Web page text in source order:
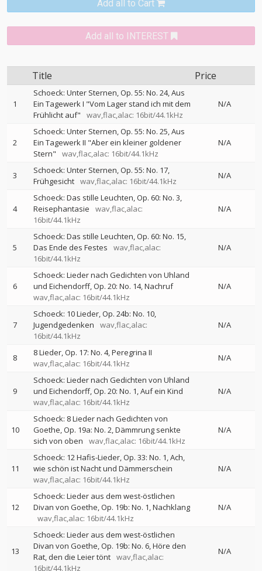
Add all to Cart
Add all to INTEREST
Title Price
1
Schoeck: Unter Sternen, Op. 55: No. 24, Aus
Ein Tagewerk I "Vom Lager stand ich mit dem
Frühlicht auf"
wav,flac,alac: 16bit/44.1kHz
N/A
2
Schoeck: Unter Sternen, Op. 55: No. 25, Aus
Ein Tagewerk II "Aber ein kleiner goldener
Stern"
wav,flac,alac: 16bit/44.1kHz
N/A
3
Schoeck: Unter Sternen, Op. 55: No. 17,
Frühgesicht wav,flac,alac: 16bit/44.1kHz
N/A
4
Schoeck: Das stille Leuchten, Op. 60: No. 3,
Reisephantasie
wav,flac,alac:
16bit/44.1kHz
N/A
5
Schoeck: Das stille Leuchten, Op. 60: No. 15,
Das Ende des Festes
wav,flac,alac:
16bit/44.1kHz
N/A
6
Schoeck: Lieder nach Gedichten von Uhland
und Eichendorff, Op. 20: No. 14, Nachruf
wav,flac,alac: 16bit/44.1kHz
N/A
7
Schoeck: 10 Lieder, Op. 24b: No. 10,
Jugendgedenken
wav,flac,alac:
16bit/44.1kHz
N/A
8
8 Lieder, Op. 17: No. 4, Peregrina II
wav,flac,alac: 16bit/44.1kHz
N/A
9
Schoeck: Lieder nach Gedichten von Uhland
und Eichendorff, Op. 20: No. 1, Auf ein Kind
wav,flac,alac: 16bit/44.1kHz
N/A
10
Schoeck: 8 Lieder nach Gedichten von
Goethe, Op. 19a: No. 2, Dämmrung senkte
sich von oben
wav,flac,alac: 16bit/44.1kHz
N/A
11
Schoeck: 12 Hafis-Lieder, Op. 33: No. 1, Ach,
wie schön ist Nacht und Dämmerschein
wav,flac,alac: 16bit/44.1kHz
N/A
12
Schoeck: Lieder aus dem west-östlichen
Divan von Goethe, Op. 19b: No. 1, Nachklang
wav,flac,alac: 16bit/44.1kHz
N/A
13
Schoeck: Lieder aus dem west-östlichen
Divan von Goethe, Op. 19b: No. 6, Höre den
Rat, den die Leier tönt wav,flac,alac:
16bit/44.1kHz
N/A